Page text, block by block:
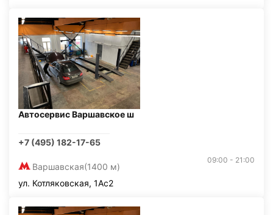
Автосервис Варшавское ш
+7 (495) 182-17-65
Варшавская(1400 м)
09:00 - 21:00
ул. Котляковская, 1Ас2